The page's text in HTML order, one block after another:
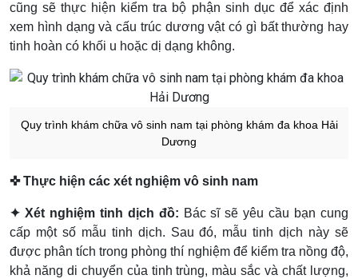
cũng sẽ thực hiện kiểm tra bộ phận sinh dục để xác định
xem hình dạng và cấu trúc dương vật có gì bất thường hay
tinh hoàn có khối u hoặc dị dạng không.
Quy trình khám chữa vô sinh nam tại phòng khám đa khoa Hải
Dương
✜ Thực hiện các xét nghiệm vô sinh nam
✦ Xét nghiệm tinh dịch đồ: Bác sĩ sẽ yêu cầu bạn cung
cấp một số mẫu tinh dịch. Sau đó, mẫu tinh dịch này sẽ
được phân tích trong phòng thí nghiệm để kiểm tra nồng độ,
khả năng di chuyển của tinh trùng, màu sắc và chất lượng,